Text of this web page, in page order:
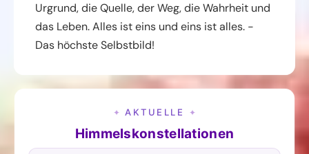
Urgrund, die Quelle, der Weg, die Wahrheit und
das Leben. Alles ist eins und eins ist alles. -
Das höchste Selbstbild!
✦ AKTUELLE ✦
Himmelskonstellationen